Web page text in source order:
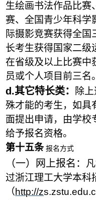
生绘画书法作品比赛
赛、全国青少年科学
际摄影竞赛获得全
长考生获得国家二级
在省级及以上比赛中
员或个人项目前三名。
d.其它特长类：
除
殊才能的考生，如具
面提出申请，由学校
给予报名资格。
第十五条 报名方式
（一） 网上报名 ：
过浙江理工大学本科
（ http://z